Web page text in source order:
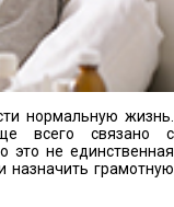
нормальную жизнь.
всего связано с
это не единственная
назначить грамотную